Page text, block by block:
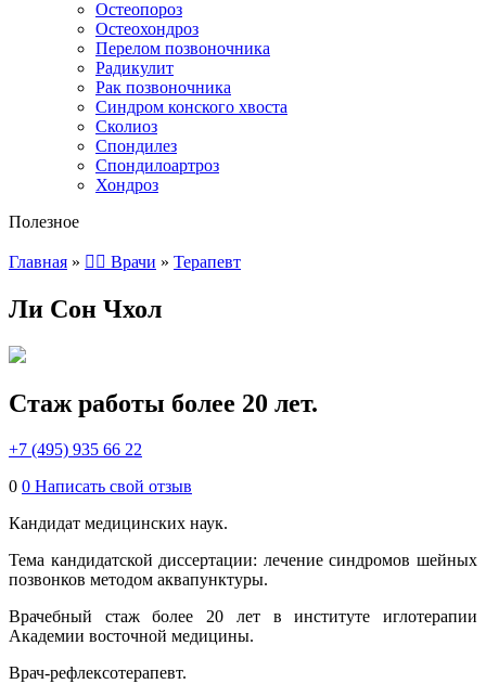
Остеопороз
Остеохондроз
Перелом позвоночника
Радикулит
Рак позвоночника
Синдром конского хвоста
Сколиоз
Спондилез
Спондилоартроз
Хондроз
Полезное
Главная » 👨‍⚕️ Врачи » Терапевт
Ли Сон Чхол
Стаж работы более 20 лет.
+7 (495) 935 66 22
0 0 Написать свой отзыв
Кандидат медицинских наук.
Тема кандидатской диссертации: лечение синдромов шейных
позвонков методом аквапунктуры.
Врачебный стаж более 20 лет в институте иглотерапии
Академии восточной медицины.
Врач-рефлексотерапевт.